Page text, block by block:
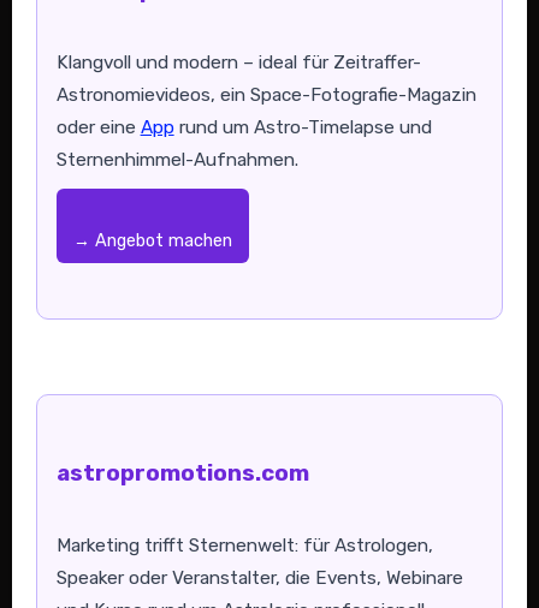
Klangvoll und modern – ideal für Zeitraffer-
Astronomievideos, ein Space-Fotografie-Magazin
oder eine Apprund um Astro-Timelapse und
Sternenhimmel-Aufnahmen.
→ Angebot machen
astropromotions.com
Marketing trifft Sternenwelt: für Astrologen,
Speaker oder Veranstalter, die Events, Webinare